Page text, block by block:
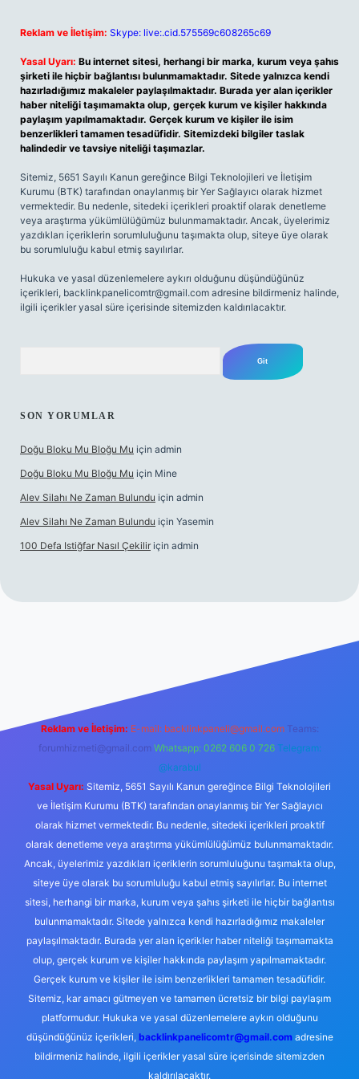
Reklam ve İletişim: Skype: live:.cid.575569c608265c69
Yasal Uyarı: Bu internet sitesi, herhangi bir marka, kurum veya şahıs
şirketi ile hiçbir bağlantısı bulunmamaktadır. Sitede yalnızca kendi
hazırladığımız makaleler paylaşılmaktadır. Burada yer alan içerikler
haber niteliği taşımamakta olup, gerçek kurum ve kişiler hakkında
paylaşım yapılmamaktadır. Gerçek kurum ve kişiler ile isim
benzerlikleri tamamen tesadüfidir. Sitemizdeki bilgiler taslak
halindedir ve tavsiye niteliği taşımazlar.
Sitemiz, 5651 Sayılı Kanun gereğince Bilgi Teknolojileri ve İletişim
Kurumu (BTK) tarafından onaylanmış bir Yer Sağlayıcı olarak hizmet
vermektedir. Bu nedenle, sitedeki içerikleri proaktif olarak denetleme
veya araştırma yükümlülüğümüz bulunmamaktadır. Ancak, üyelerimiz
yazdıkları içeriklerin sorumluluğunu taşımakta olup, siteye üye olarak
bu sorumluluğu kabul etmiş sayılırlar.
Hukuka ve yasal düzenlemelere aykırı olduğunu düşündüğünüz
içerikleri, backlinkpanelicomtr@gmail.com adresine bildirmeniz halinde,
ilgili içerikler yasal süre içerisinde sitemizden kaldırılacaktır.
SON YORUMLAR
Doğu Bloku Mu Bloğu Mu için admin
Doğu Bloku Mu Bloğu Mu için Mine
Alev Silahı Ne Zaman Bulundu için admin
Alev Silahı Ne Zaman Bulundu için Yasemin
100 Defa Istiğfar Nasıl Çekilir için admin
Reklam ve İletişim: E-mail: backlinkpaneli@gmail.com Teams:
forumhizmeti@gmail.com Whatsapp: 0262 606 0 726 Telegram:
@karabul
Yasal Uyarı: Sitemiz, 5651 Sayılı Kanun gereğince Bilgi Teknolojileri
ve İletişim Kurumu (BTK) tarafından onaylanmış bir Yer Sağlayıcı
olarak hizmet vermektedir. Bu nedenle, sitedeki içerikleri proaktif
olarak denetleme veya araştırma yükümlülüğümüz bulunmamaktadır.
Ancak, üyelerimiz yazdıkları içeriklerin sorumluluğunu taşımakta olup,
siteye üye olarak bu sorumluluğu kabul etmiş sayılırlar. Bu internet
sitesi, herhangi bir marka, kurum veya şahıs şirketi ile hiçbir bağlantısı
bulunmamaktadır. Sitede yalnızca kendi hazırladığımız makaleler
paylaşılmaktadır. Burada yer alan içerikler haber niteliği taşımamakta
olup, gerçek kurum ve kişiler hakkında paylaşım yapılmamaktadır.
Gerçek kurum ve kişiler ile isim benzerlikleri tamamen tesadüfidir.
Sitemiz, kar amacı gütmeyen ve tamamen ücretsiz bir bilgi paylaşım
platformudur. Hukuka ve yasal düzenlemelere aykırı olduğunu
düşündüğünüz içerikleri, backlinkpanelicomtr@gmail.comadresine
bildirmeniz halinde, ilgili içerikler yasal süre içerisinde sitemizden
kaldırılacaktır.